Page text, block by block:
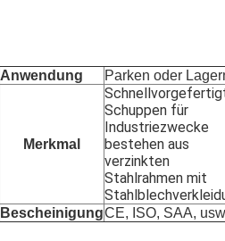
Anwendung Parken oder
Merkmal
Schuppen für
Industriezwecke
bestehen aus
verzinkten
Stahlrahmen mit
BescheinigungCE, ISO, SAA,